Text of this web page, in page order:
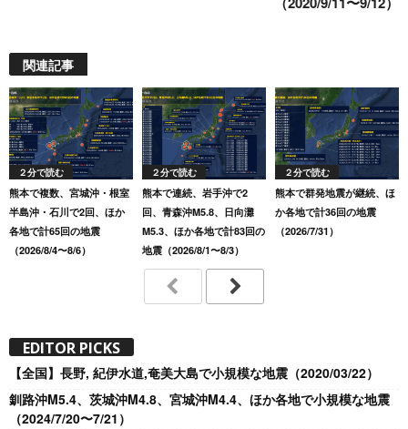
関連記事
２分で読む
熊本で複数、宮城沖・根室
半島沖・石川で2回、ほか
各地で計65回の地震
（2026/8/4〜8/6）
２分で読む
熊本で連続、岩手沖で2
回、青森沖M5.8、日向灘
M5.3、ほか各地で計83回の
地震（2026/8/1〜8/3）
２分で読む
熊本で群発地震が継続、ほ
か各地で計36回の地震
（2026/7/31）
EDITOR PICKS
【全国】長野, 紀伊水道,奄美大島で小規模な地震（2020/03/22）
釧路沖M5.4、茨城沖M4.8、宮城沖M4.4、ほか各地で小規模な地震
（2024/7/20〜7/21）